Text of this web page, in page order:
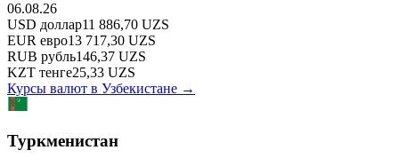
06.08.26
USD доллар11 886,70 UZS
EUR евро13 717,30 UZS
RUB рубль146,37 UZS
KZT тенге25,33 UZS
Курсы валют в Узбекистане →
Туркменистан